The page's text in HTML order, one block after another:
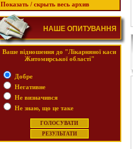
Показать / скрыть весь архив
НАШЕ ОПИТУВАННЯ
Ваше відношення до "Лікарняної каси
Житомирської області"
Добре
Негативне
Не визначився
Не знаю, що це таке